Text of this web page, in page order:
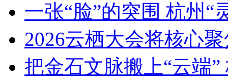
一张“脸”的突围 杭州“
2026云栖大会将核心
把金石文脉搬上“云端